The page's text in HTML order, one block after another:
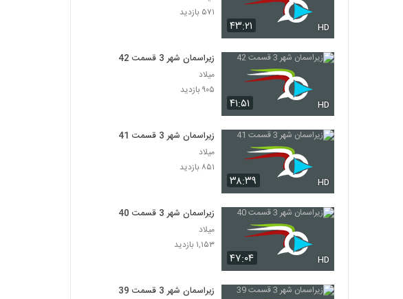
۴۳:۲۱ HD
۵۷۱ بازدید
۴۱:۵۱ HD
زیراسمان شهر 3 قسمت 42
میلاد
۹۰۵ بازدید
۳۸:۳۹ HD
زیراسمان شهر 3 قسمت 41
میلاد
۸۵۱ بازدید
۴۷:۰۴ HD
زیراسمان شهر 3 قسمت 40
میلاد
۱,۱۵۳ بازدید
زیراسمان شهر 3 قسمت 39